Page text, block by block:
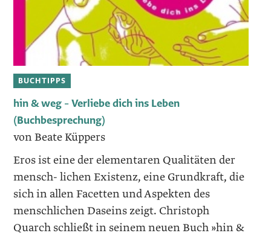
BUCHTIPPS
hin & weg – Verliebe dich ins Leben
(Buchbesprechung)
von Beate Küppers
Eros ist eine der elementaren Qualitäten der
mensch- lichen Existenz, eine Grundkraft, die
sich in allen Facetten und Aspekten des
menschlichen Daseins zeigt. Christoph
Quarch schließt in seinem neuen Buch »hin &